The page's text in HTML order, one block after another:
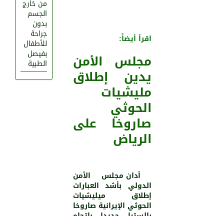
من خارج
الجسم
بدون
جراحة
للأطفال
بفيصل
الطبية
اقرأ أيضاً:
مجلس الأمن
يدين إطلاق
مليشيات
الحوثي
صاروخا على
الرياض
أدان مجلس الأمن
الدولي بأشد العبارات
إطلاق ميليشيات
الحوثي الإيرانية صاروخا